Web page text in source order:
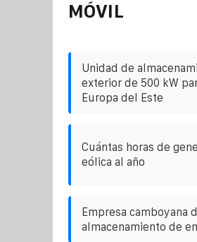
MÓVIL
Unidad de
exterior de 500 kW
Europa del Este
Cuántas horas de
eólica al año
Empresa camboyana
almacenamiento de